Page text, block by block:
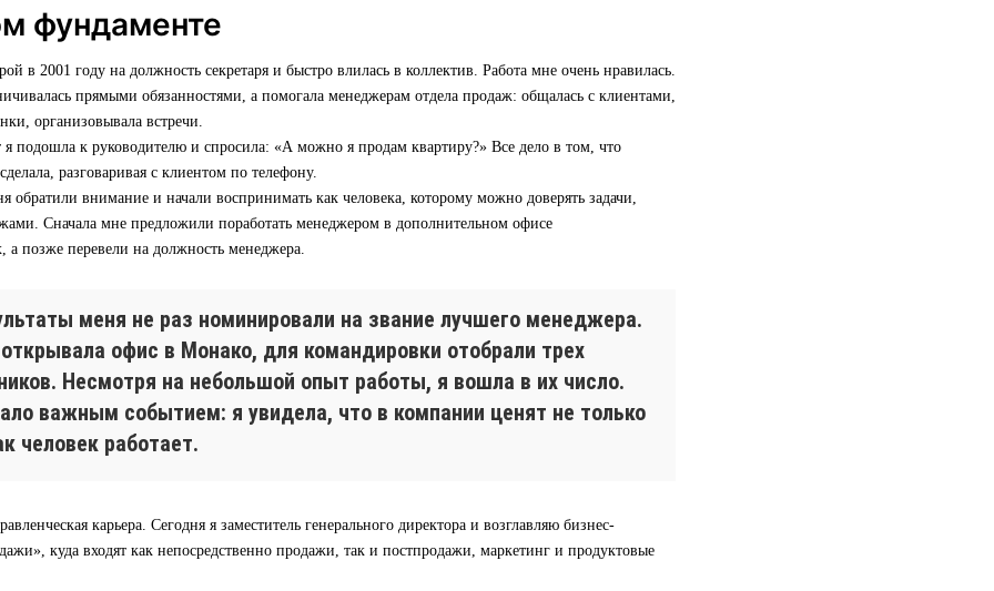
фундаменте
в 2001 году на должность секретаря и быстро влилась в коллектив. Работа мне очень нравилась.
прямыми обязанностями, а помогала менеджерам отдела продаж: общалась с клиентами,
организовывала встречи.
подошла к руководителю и спросила: «А можно я продам квартиру?» Все дело в том, что
разговаривая с клиентом по телефону.
обратили внимание и начали воспринимать как человека, которому можно доверять задачи,
Сначала мне предложили поработать менеджером в дополнительном офисе
а позже перевели на должность менеджера.
меня не раз номинировали на звание лучшего менеджера.
офис в Монако, для командировки отобрали трех
Несмотря на небольшой опыт работы, я вошла в их число.
важным событием: я увидела, что в компании ценят не только
человек работает.
карьера. Сегодня я заместитель генерального директора и возглавляю бизнес-
куда входят как непосредственно продажи, так и постпродажи, маркетинг и продуктовые